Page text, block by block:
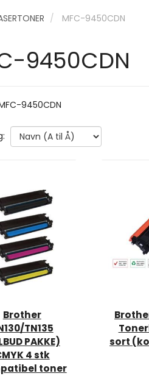
MFC-9450CDN
9450CDN
9450CDN
Brother
TN135
PAKKE)
4 stk
toner
sort